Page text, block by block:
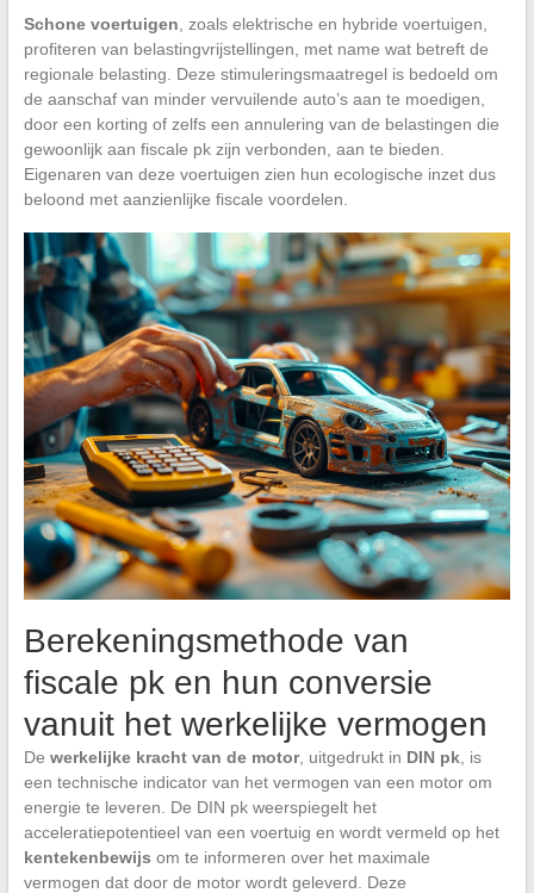
Schone voertuigen , zoals elektrische en hybride voertuigen,
profiteren van belastingvrijstellingen, met name wat betreft de
regionale belasting. Deze stimuleringsmaatregel is bedoeld om
de aanschaf van minder vervuilende auto’s aan te moedigen,
door een korting of zelfs een annulering van de belastingen die
gewoonlijk aan fiscale pk zijn verbonden, aan te bieden.
Eigenaren van deze voertuigen zien hun ecologische inzet dus
beloond met aanzienlijke fiscale voordelen.
Berekeningsmethode van
fiscale pk en hun conversie
vanuit het werkelijke vermogen
De werkelijke kracht van de motor, uitgedrukt in DIN pk, is
een technische indicator van het vermogen van een motor om
energie te leveren. De DIN pk weerspiegelt het
acceleratiepotentieel van een voertuig en wordt vermeld op het
kentekenbewijs om te informeren over het maximale
vermogen dat door de motor wordt geleverd. Deze